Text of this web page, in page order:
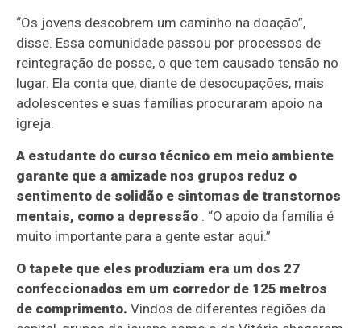
“Os jovens descobrem um caminho na doação”,
disse. Essa comunidade passou por processos de
reintegração de posse, o que tem causado tensão no
lugar. Ela conta que, diante de desocupações, mais
adolescentes e suas famílias procuraram apoio na
igreja.
A estudante do curso técnico em meio ambiente
garante que a amizade nos grupos reduz o
sentimento de solidão e sintomas de transtornos
mentais, como a depressão . “O apoio da família é
muito importante para a gente estar aqui.”
O tapete que eles produziam era um dos 27
confeccionados em um corredor de 125 metros
de comprimento. Vindos de diferentes regiões da